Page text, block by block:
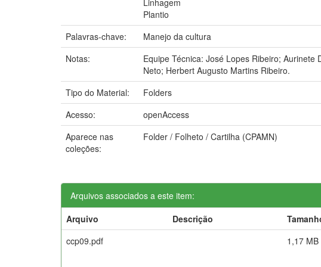
Plantio
Palavras-chave:
Manejo da cultura
Notas:
Equipe Técnica: José Lopes Ribeiro;
Neto; Herbert Augusto Martins Ribeiro.
Tipo do Material:
Folders
Acesso:
openAccess
Aparece nas
coleções:
Folder / Folheto / Cartilha (CPAMN)
Arquivos associados a este item:
Arquivo
Descrição
ccp09.pdf
1,17 MB